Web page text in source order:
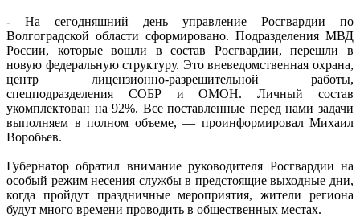
- На сегодняшний день управление Росгвардии по
Волгоградской области сформировано. Подразделения МВД
России, которые вошли в состав Росгвардии, перешли в
новую федеральную структуру. Это вневедомственная охрана,
центр лицензионно-разрешительной работы,
спецподразделения СОБР и ОМОН. Личный состав
укомплектован на 92%. Все поставленные перед нами задачи
выполняем в полном объеме, — проинформировал Михаил
Воробьев.
Губернатор обратил внимание руководителя Росгвардии на
особый режим несения службы в предстоящие выходные дни,
когда пройдут праздничные мероприятия, жители региона
будут много времени проводить в общественных местах.